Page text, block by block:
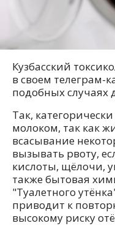
Кузбасский
в своем телеграм-
подобных случаях
Так,
молоком, так как
всасывание
вызывать рвоту,
кислоты, щёлочи,
также бытовая
"Туалетного
приводит к
высокому риску